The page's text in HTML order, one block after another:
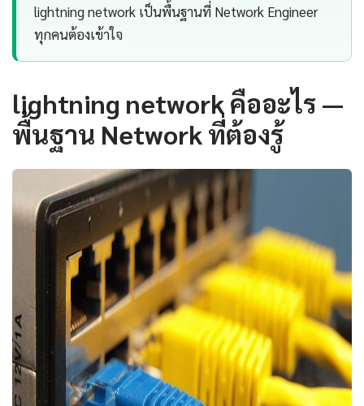
lightning network เป็นพื้นฐานที่ Network Engineer
ทุกคนต้องเข้าใจ
lightning network คืออะไร —
พื้นฐาน Network ที่ต้องรู้